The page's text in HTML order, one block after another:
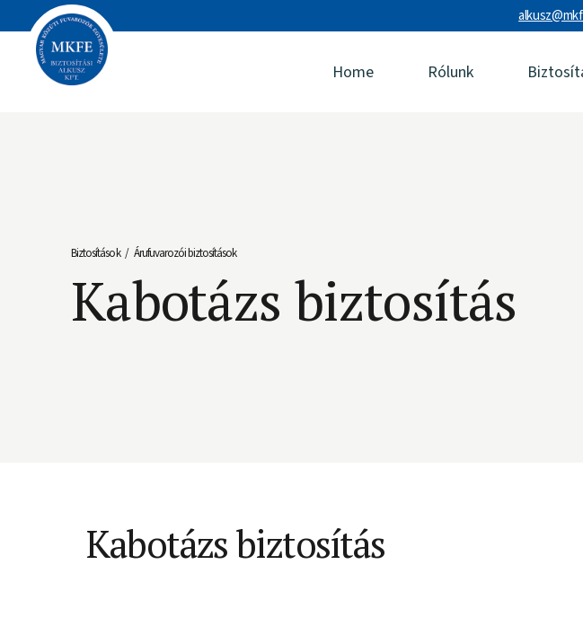
Home Rólunk
Biztosítások / Árufuvarozói biztosítások
Kabotázs biztosítás
Kabotázs biztosítás